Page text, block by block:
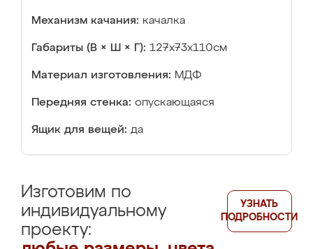
Механизм качания: качалка
Габариты (В × Ш × Г): 127х73х110см
Материал изготовления: МДФ
Передняя стенка: опускающаяся
Ящик для вещей: да
Изготовим по
индивидуальному
проекту:
УЗНАТЬ
ПОДРОБНОСТИ